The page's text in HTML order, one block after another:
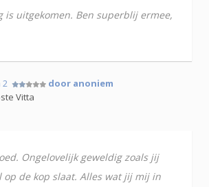
is uitgekomen. Ben superblij ermee,
2
door anoniem
Vitta
Ongelovelijk geweldig zoals jij
op de kop slaat. Alles wat jij mij in